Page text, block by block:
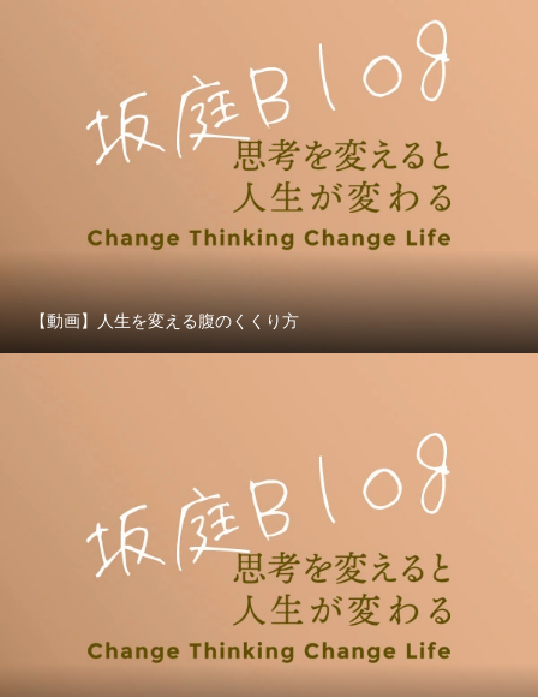
【動画】人生を変える腹のくくり方